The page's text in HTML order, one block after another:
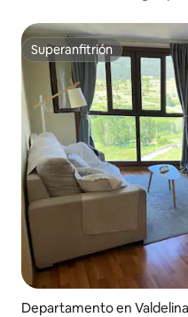
Superanfitrión
Superanfitrión
Departamento en